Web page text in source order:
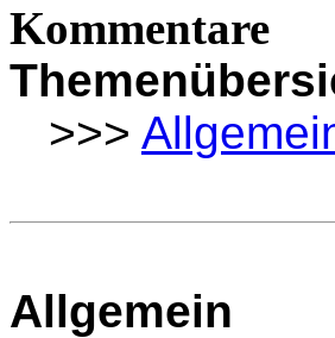
Kommentare
>>>
Allgemein